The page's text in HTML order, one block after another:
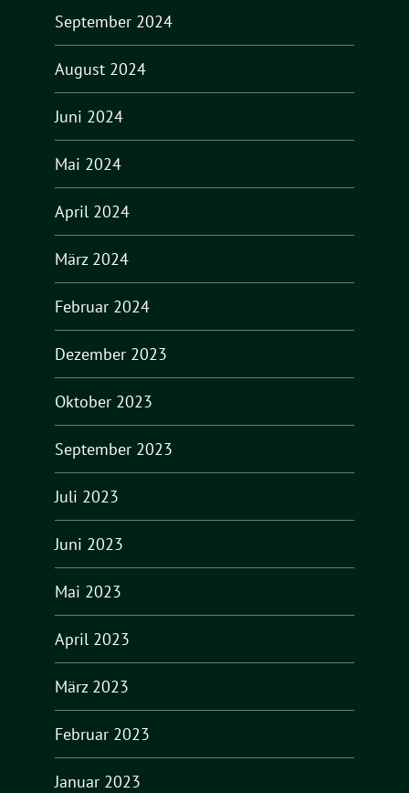
September 2024
August 2024
Juni 2024
Mai 2024
April 2024
März 2024
Februar 2024
Dezember 2023
Oktober 2023
September 2023
Juli 2023
Juni 2023
Mai 2023
April 2023
März 2023
Februar 2023
Januar 2023